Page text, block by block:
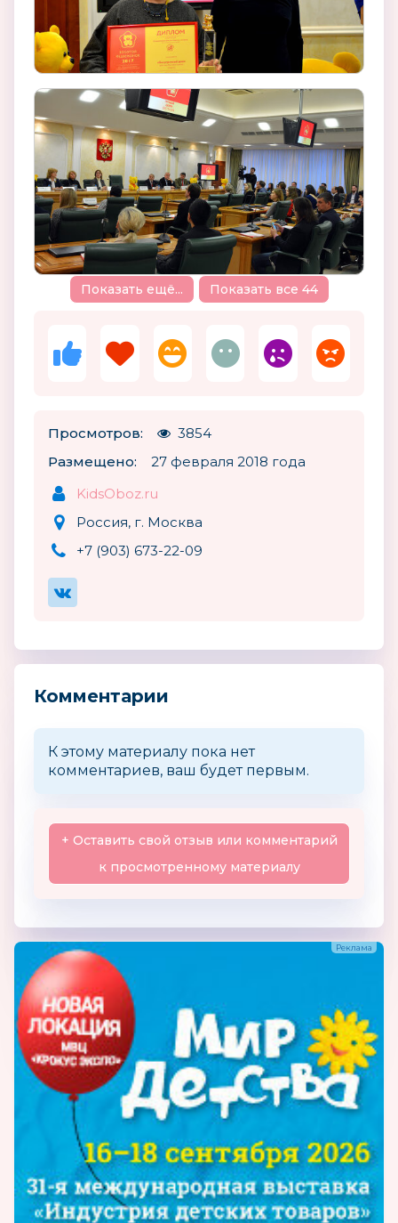
Показать ещё... Показать все 44
Просмотров:
3854
Размещено:
27 февраля 2018 года
KidsOboz.ru
Россия, г. Москва
+7 (903) 673-22-09
Комментарии
К этому материалу пока нет
комментариев, ваш будет первым.
+ Оставить свой отзыв или комментарий
к просмотренному материалу